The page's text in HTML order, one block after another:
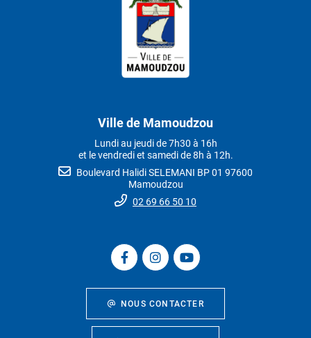
Ville de Mamoudzou
Lundi au jeudi de 7h30 à 16h
et le vendredi et samedi de 8h à 12h.
Boulevard Halidi SELEMANI BP 01 97600
Mamoudzou
02 69 66 50 10
NOUS CONTACTER